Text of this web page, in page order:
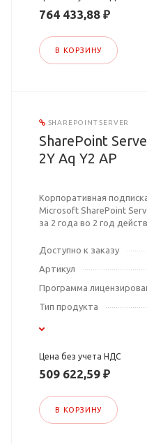
764 433,88 ₽
В КОРЗИНУ
SHAREPOINT SERVER
SharePoint
2Y Aq Y2 AP
Корпоративная
Microsoft SharePoint
за 2 года во 2 год
Доступно к заказу
Артикул
Программа
Тип продукта
Цена без учета НДС
509 622,59 ₽
В КОРЗИНУ